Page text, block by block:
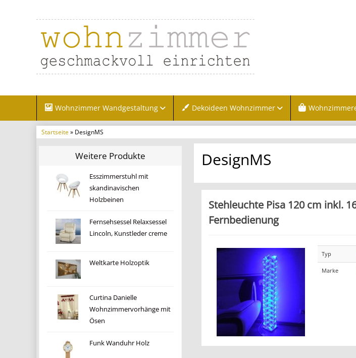
Wohnzimmer Wandgestaltung Dekoideen Wohnzimmer
Startseite» DesignMS
Weitere Produkte
Esszimmerstuhl mit
skandinavischen
Holzbeinen
Fernsehsessel Relaxsessel
Lincoln, Kunstleder creme
Weltkarte Holzoptik
Curtina Danielle
Wohnzimmervorhänge mit
Ösen
Funk Wanduhr Holz
DesignMS
Stehleuchte Pisa 120 cm inkl.
Fernbedienung
Typ
Marke